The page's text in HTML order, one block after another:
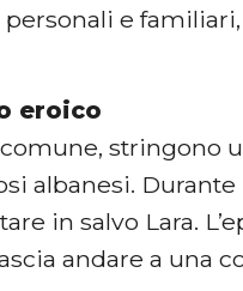
e
eroico
stringono
albanesi.
in salvo Lara.
andare a una